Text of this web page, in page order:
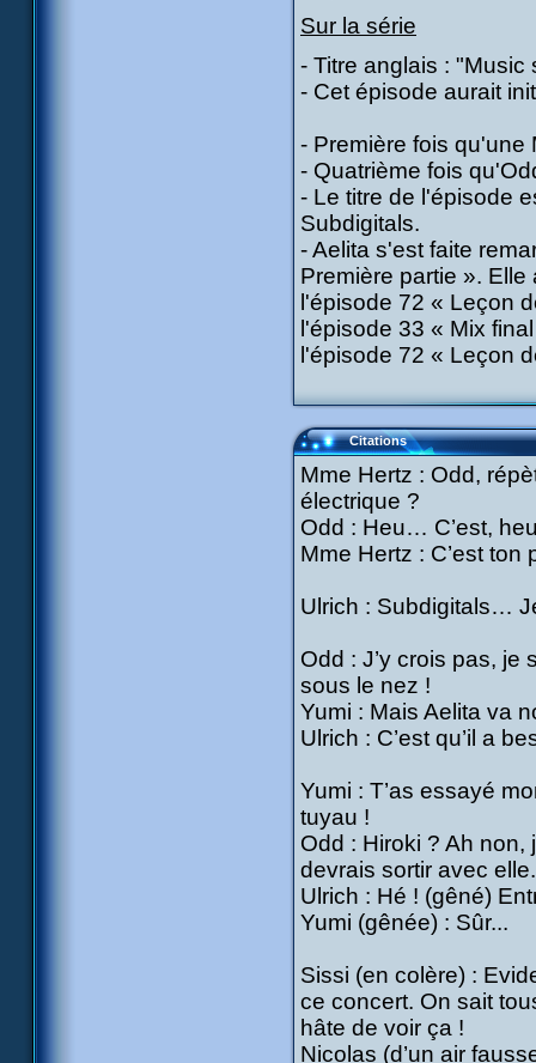
Sur la série
- Titre anglais :
- Cet épisode aurait
- Première fois qu'une
- Quatrième fois
- Le titre de l'épisode
Subdigitals.
- Aelita s'est faite
Première partie ».
l'épisode 72 « Leçon
l'épisode 33 « Mix
l'épisode 72 « Leçon
Citations
Mme Hertz : Odd,
électrique ?
Odd : Heu… C’est,
Mme Hertz : C’est ton
Ulrich : Subdigitals…
Odd : J’y crois pas,
sous le nez !
Yumi : Mais Aelita va
Ulrich : C’est qu’il a
Yumi : T’as essayé
tuyau !
Odd : Hiroki ? Ah non,
devrais sortir avec
Ulrich : Hé ! (gêné)
Yumi (gênée) : Sûr...
Sissi (en colère) :
ce concert. On sait
hâte de voir ça !
Nicolas (d’un air